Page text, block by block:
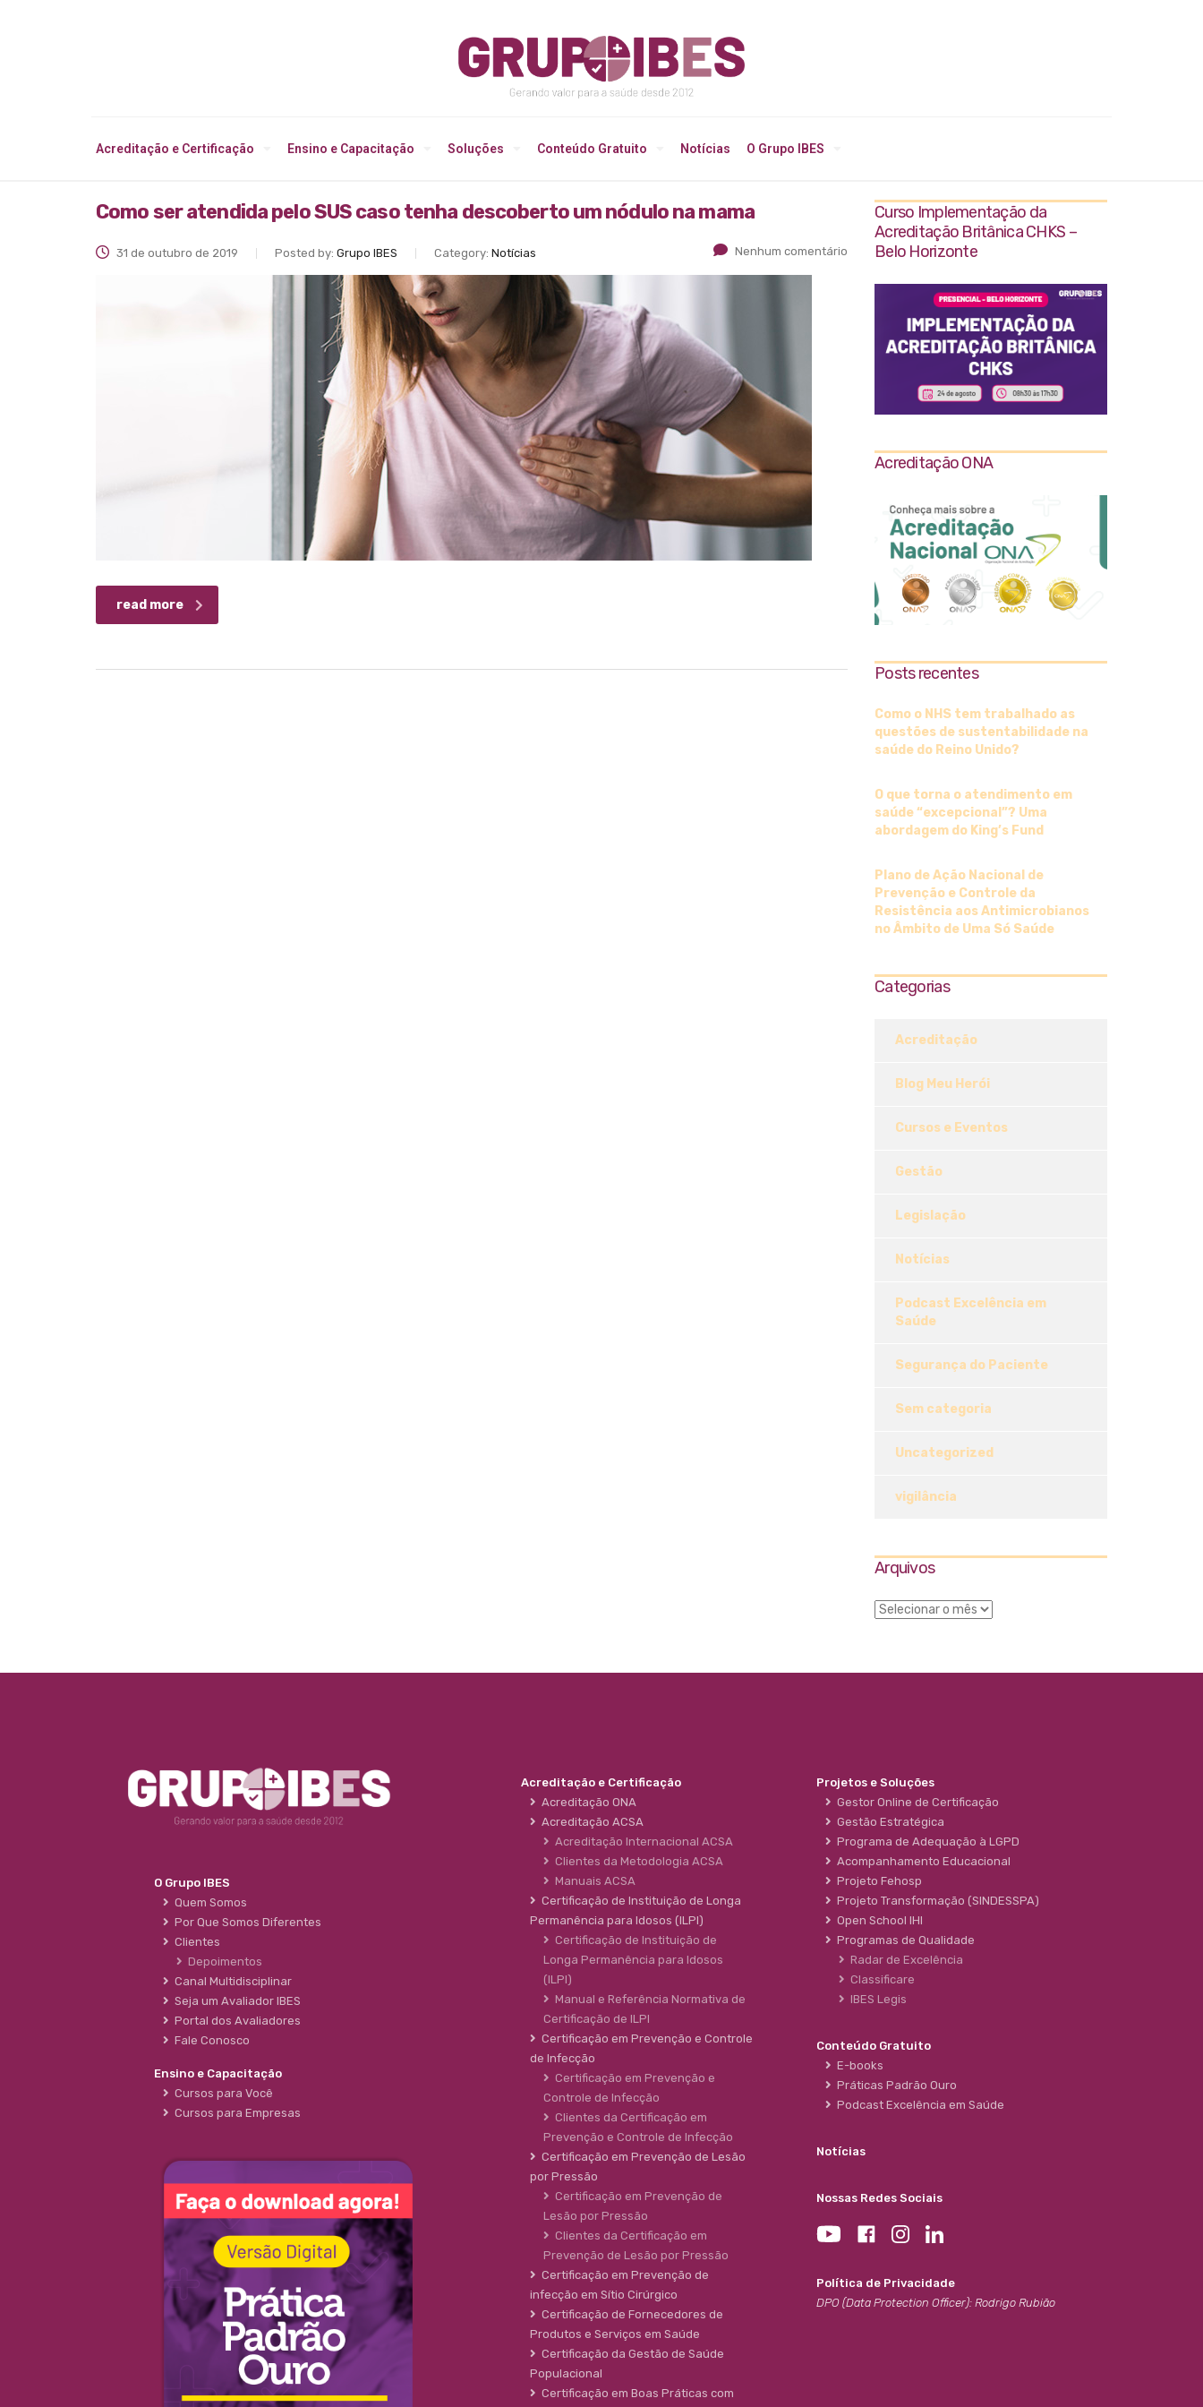
Acreditação e Certificação Ensino e Capacitação Soluções Conteúdo Gratuito Notícias O Grupo IBES
Como ser atendida pelo SUS caso tenha descoberto um nódulo na mama
31 de outubro de 2019 Posted by: Grupo IBES Category: Notícias Nenhum comentário
read more
Curso Implementação da
Acreditação Britânica CHKS –
Belo Horizonte
Acreditação ONA
Posts recentes
Como o NHS tem trabalhado as
questões de sustentabilidade na
saúde do Reino Unido?
O que torna o atendimento em
saúde “excepcional”? Uma
abordagem do King’s Fund
Plano de Ação Nacional de
Prevenção e Controle da
Resistência aos Antimicrobianos
no Âmbito de Uma Só Saúde
Categorias
Acreditação
Blog Meu Herói
Cursos e Eventos
Gestão
Legislação
Notícias
Podcast Excelência em
Saúde
Segurança do Paciente
Sem categoria
Uncategorized
vigilância
Arquivos
O Grupo IBES
Quem Somos
Por Que Somos Diferentes
Clientes
Depoimentos
Canal Multidisciplinar
Seja um Avaliador IBES
Portal dos Avaliadores
Fale Conosco
Ensino e Capacitação
Cursos para Você
Cursos para Empresas
Acreditação e Certificação
Acreditação ONA
Acreditação ACSA
Acreditação Internacional ACSA
Clientes da Metodologia ACSA
Manuais ACSA
Certificação de Instituição de Longa
Permanência para Idosos (ILPI)
Certificação de Instituição de
Longa Permanência para Idosos
(ILPI)
Manual e Referência Normativa de
Certificação de ILPI
Certificação em Prevenção e Controle
de Infecção
Certificação em Prevenção e
Controle de Infecção
Clientes da Certificação em
Prevenção e Controle de Infecção
Certificação em Prevenção de Lesão
por Pressão
Certificação em Prevenção de
Lesão por Pressão
Clientes da Certificação em
Prevenção de Lesão por Pressão
Certificação em Prevenção de
infecção em Sítio Cirúrgico
Certificação de Fornecedores de
Produtos e Serviços em Saúde
Certificação da Gestão de Saúde
Populacional
Certificação em Boas Práticas com
Projetos e Soluções
Gestor Online de Certificação
Gestão Estratégica
Programa de Adequação à LGPD
Acompanhamento Educacional
Projeto Fehosp
Projeto Transformação (SINDESSPA)
Open School IHI
Programas de Qualidade
Radar de Excelência
Classificare
IBES Legis
Conteúdo Gratuito
E-books
Práticas Padrão Ouro
Podcast Excelência em Saúde
Notícias
Nossas Redes Sociais
Política de Privacidade
DPO (Data Protection Officer): Rodrigo Rubião